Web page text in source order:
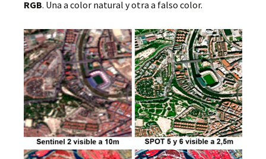
RGB. Una a color natural y otra a falso color.